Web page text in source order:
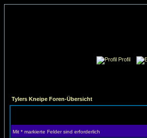
Profil
Tylers Kneipe Foren-Übersicht
Mit * markierte Felder sind erforderlich